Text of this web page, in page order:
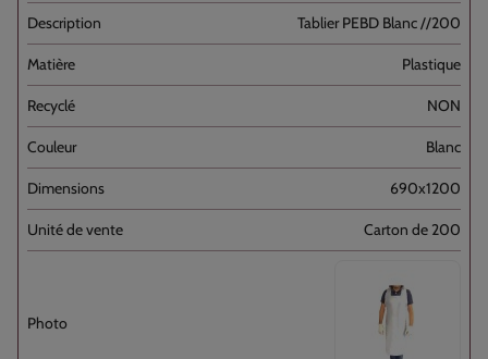
Tablier PEBD Blanc //200
Plastique
NON
Blanc
690x1200
Carton de 200